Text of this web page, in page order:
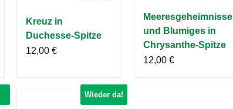
Kreuz in
Duchesse-Spitze
12,00 €
Meeresgeheimnisse
und Blumiges in
Chrysanthe-Spitze
12,00 €
Wieder da!